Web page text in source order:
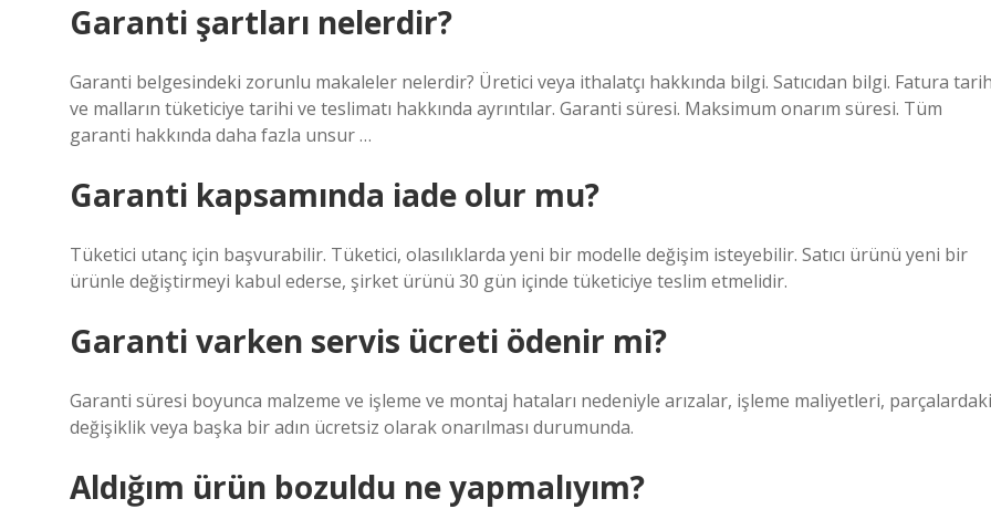
Garanti şartları nelerdir?
Garanti belgesindeki zorunlu makaleler nelerdir? Üretici veya ithalatçı hakkında bilgi. Satıcıdan bilgi. Fatura
ve malların tüketiciye tarihi ve teslimatı hakkında ayrıntılar. Garanti süresi. Maksimum onarım süresi. Tüm
garanti hakkında daha fazla unsur …
Garanti kapsamında iade olur mu?
Tüketici utanç için başvurabilir. Tüketici, olasılıklarda yeni bir modelle değişim isteyebilir. Satıcı ürünü yeni bir
ürünle değiştirmeyi kabul ederse, şirket ürünü 30 gün içinde tüketiciye teslim etmelidir.
Garanti varken servis ücreti ödenir mi?
Garanti süresi boyunca malzeme ve işleme ve montaj hataları nedeniyle arızalar, işleme maliyetleri, parçalardaki
değişiklik veya başka bir adın ücretsiz olarak onarılması durumunda.
Aldığım ürün bozuldu ne yapmalıyım?